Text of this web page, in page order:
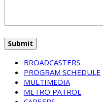
BROADCASTERS
PROGRAM SCHEDULE
MULTIMEDIA
METRO PATROL